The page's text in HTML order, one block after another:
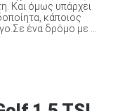
Και όμως υπάρχει
κάποιος
ένα δρόμο με ...